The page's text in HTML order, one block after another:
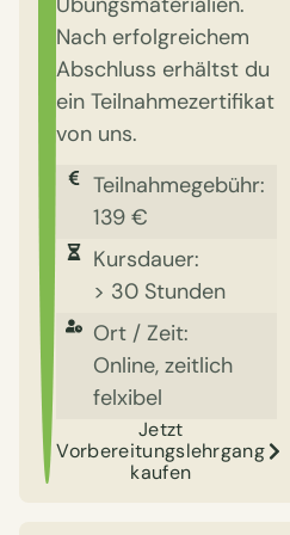
Nach erfolgreichem
Abschluss erhältst du
ein Teilnahmezertifikat
von uns.
Teilnahmegebühr:
139 €
Kursdauer:
> 30 Stunden
Ort / Zeit:
Online, zeitlich
felxibel
Jetzt
Vorbereitungslehrgang
kaufen